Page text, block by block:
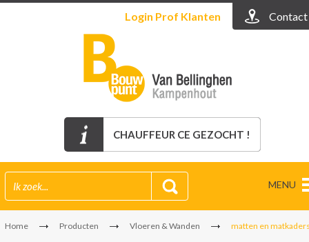
Login Prof Klanten Contact
CHAUFFEUR CE GEZOCHT !
MENU
Home Producten Vloeren & Wanden matten en